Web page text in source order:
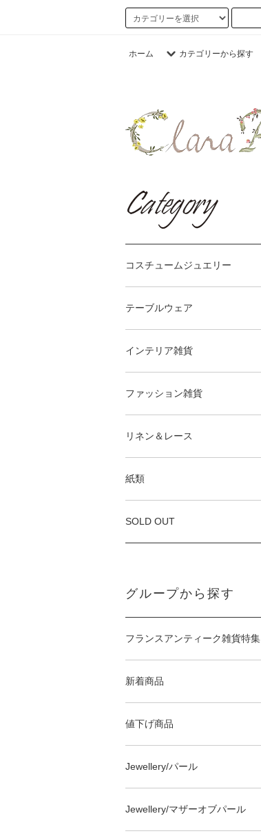
ホーム カテゴリーから探す
コスチュームジュエリー
テーブルウェア
インテリア雑貨
ファッション雑貨
リネン＆レース
紙類
SOLD OUT
グループから探す
フランスアンティーク雑貨特集
新着商品
値下げ商品
Jewellery/パール
Jewellery/マザーオブパール